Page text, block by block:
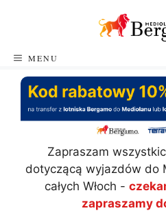
MENU
Zapraszam
dotyczącą wyjazdów do
całych Włoch -
zapraszamy